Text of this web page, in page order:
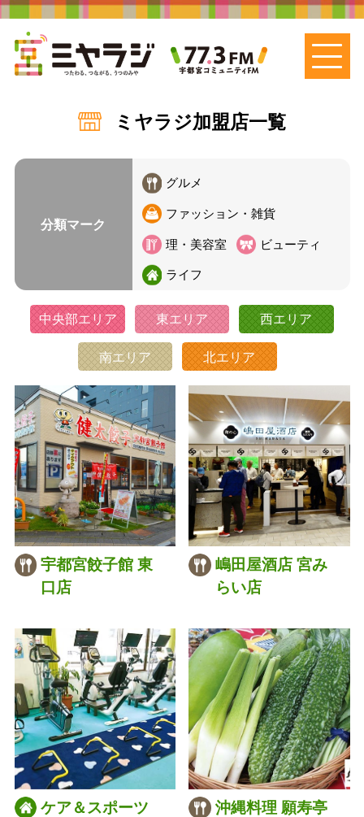
028-666-7878
ミヤラジ加盟店一覧
分類マーク
グルメ
ファッション・雑貨
理・美容室 ビューティ
ライフ
中央部エリア 東エリア 西エリア
南エリア 北エリア
宇都宮餃子館 東
口店
嶋田屋酒店 宮み
らい店
ケア＆スポーツ
沖縄料理 願寿亭